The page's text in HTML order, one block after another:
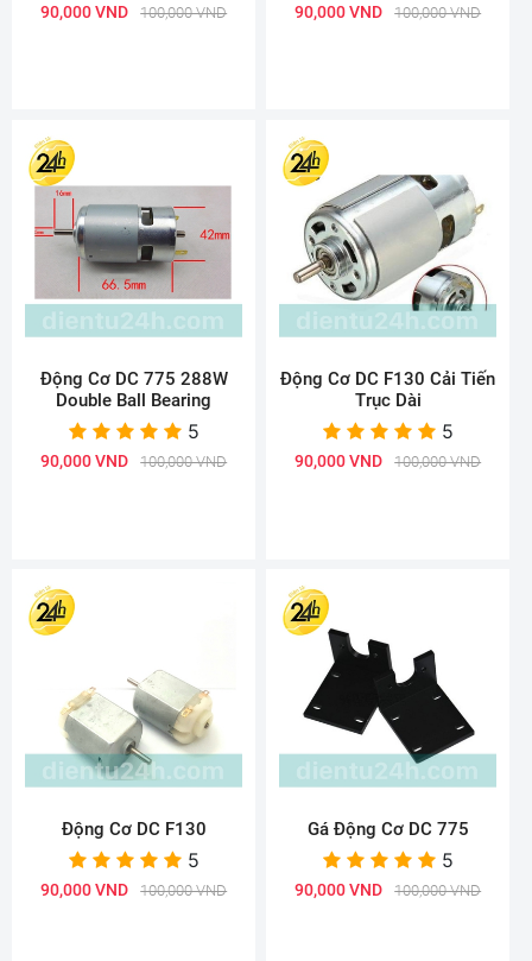
90,000 VND 100,000 VND 90,000 VND 100,000 VND
Động Cơ DC 775 288W
Double Ball Bearing
5
90,000 VND 100,000 VND
Động Cơ DC F130 Cải Tiến
Trục Dài
5
90,000 VND 100,000 VND
Động Cơ DC F130
5
90,000 VND 100,000 VND
Gá Động Cơ DC 775
5
90,000 VND 100,000 VND